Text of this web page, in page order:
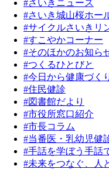
#さいきニュース
#さいき城山桜ホー
#サイクルさいきリ
#すこやかコーナー
#そのほかのお知ら
#つくるひとびと
#今日から健康づく
#住民健診
#図書館だより
#市役所窓口紹介
#市長コラム
#当番医・乳幼児健
#手話を学ぼう手話
#未来をつなぐ、人